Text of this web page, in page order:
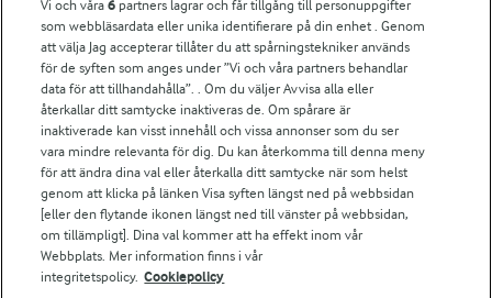
För ägare
Arlas kundportal
Arla.com
Falbygdens Ost
Arla webbshop
Bildbank
Följ oss
Vi och våra6 partners lagrar och får tillgång till personuppgifter
som webbläsardata eller unika identifierare på din enhet . Genom
att välja Jag accepterar tillåter du att spårningstekniker används
för de syften som anges under ”Vi och våra partners behandlar
data för att tillhandahålla”. . Om du väljer Avvisa alla eller
återkallar ditt samtycke inaktiveras de. Om spårare är
inaktiverade kan visst innehåll och vissa annonser som du ser
vara mindre relevanta för dig. Du kan återkomma till denna meny
för att ändra dina val eller återkalla ditt samtycke när som helst
genom att klicka på länken Visa syften längst ned på webbsidan
[eller den flytande ikonen längst ned till vänster på webbsidan,
om tillämpligt]. Dina val kommer att ha effekt inom vår
Webbplats. Mer information finns i vår
integritetspolicy. Cookiepolicy